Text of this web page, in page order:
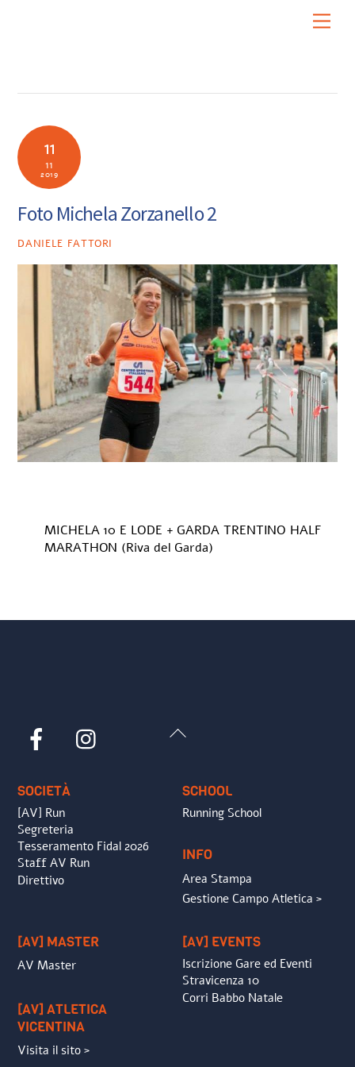
11
11
2019
Foto Michela Zorzanello 2
DANIELE FATTORI
MICHELA 10 E LODE + GARDA TRENTINO HALF
MARATHON (Riva del Garda)
Back
Facebook
SOCIETÀ
[AV] Run
Segreteria
Tesseramento Fidal 2026
Staff AV Run
Direttivo
SCHOOL
Running School
INFO
Area Stampa
Gestione Campo Atletica >
[AV] MASTER
AV Master
[AV] ATLETICA
VICENTINA
Visita il sito >
[AV] EVENTS
Iscrizione Gare ed Eventi
Stravicenza 10
Corri Babbo Natale